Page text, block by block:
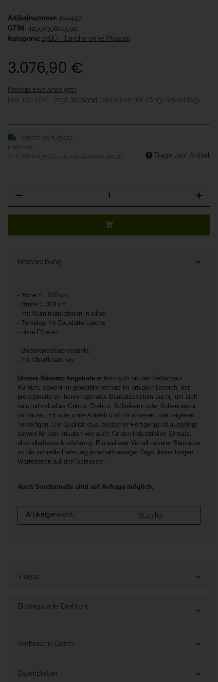
Artikelnummer: 104497
GTIN: 4255835602592
Kategorie: 27BD - Lärche ohne Pfosten
3.076,90 €
Nettopreise anzeigen
inkl. 19% USt. , zzgl. Versand (Spedition mit Längenzuschlag)
Sofort verfügbar
Lieferzeit:
3 - 8 Werktage
(DE - Ausland abweichend) Frage zum Artikel
Beschreibung
- Höhe = 100 cm
- Breite = 300 cm
- mit Aluminiumrahmen in silber
- Torbelag mit Zaunlatte Lärche
- ohne Pfosten
- Bodenanschlag verzinkt
- mit Oberflurantrieb
Unsere Bausatz-Angebote richten sich an den Selbstbau-
Kunden, sowohl im gewerblichen wie im privaten Bereich, der
preisgünstig ein hervorragendes Bausatzsystem sucht, um sich
sein individuelles Gehtor, Drehtor, Schiebetor oder Scheunentor
zu bauen, mit oder ohne Antrieb und mit unseren, oder eigenen
Torbelägen. Die Qualität (aus deutscher Fertigung) ist ausgelegt
sowohl für den privaten wie auch für den industriellen Einsatz,
also allerbeste Ausführung. Ein weiterer Vorteil unserer Bausätze
ist die schnelle Lieferung innerhalb weniger Tage, keine langen
Wartezeiten auf den Schlosser.
Auch Sondermaße sind auf Anfrage möglich.
Artikelgewicht: 61,13 kg
Videos
Bildergalerie-Drehtore
Technische Daten
Datenblätter